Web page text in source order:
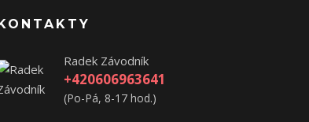
Radek Závodník
+420606963641
(Po-Pá, 8-17 hod.)